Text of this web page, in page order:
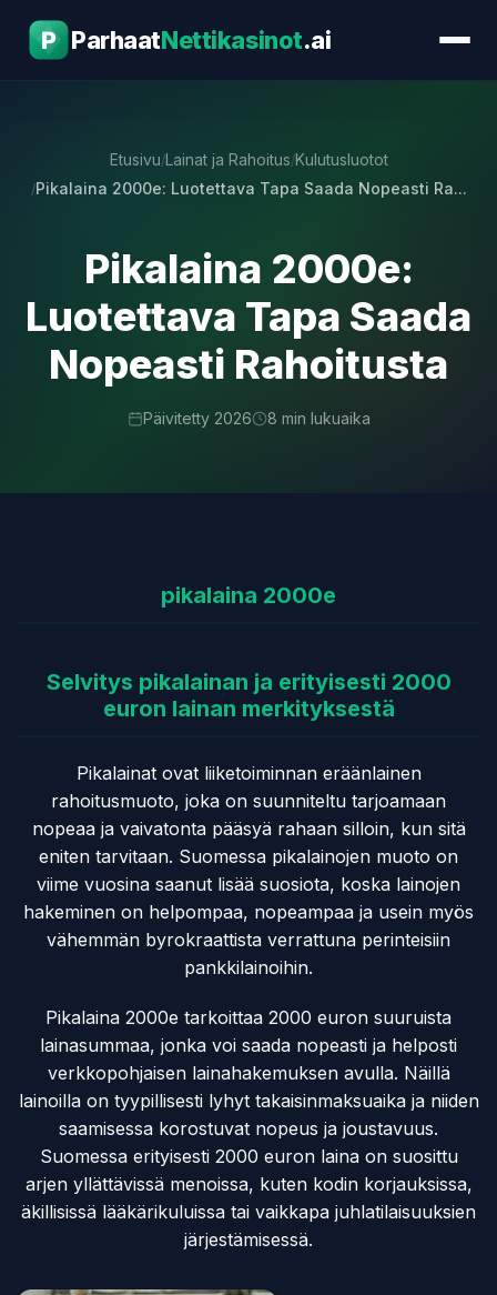
ParhaatNettikasinot.ai
Bonukset
Lainat ja Rahoitus
Etusivu Lainat ja Rahoitus Kulutusluotot
Pikalaina 2000e: Luotettava Tapa Saada Nopeasti Ra...
Pikalaina 2000e:
Luotettava Tapa Saada
Nopeasti Rahoitusta
Päivitetty 2026 8 min lukuaika
pikalaina 2000e
Selvitys pikalainan ja erityisesti 2000
euron lainan merkityksestä
Pikalainat ovat liiketoiminnan eräänlainen
rahoitusmuoto, joka on suunniteltu tarjoamaan
nopeaa ja vaivatonta pääsyä rahaan silloin, kun sitä
eniten tarvitaan. Suomessa pikalainojen muoto on
viime vuosina saanut lisää suosiota, koska lainojen
hakeminen on helpompaa, nopeampaa ja usein myös
vähemmän byrokraattista verrattuna perinteisiin
pankkilainoihin.
Pikalaina 2000e tarkoittaa 2000 euron suuruista
lainasummaa, jonka voi saada nopeasti ja helposti
verkkopohjaisen lainahakemuksen avulla. Näillä
lainoilla on tyypillisesti lyhyt takaisinmaksuaika ja niiden
saamisessa korostuvat nopeus ja joustavuus.
Suomessa erityisesti 2000 euron laina on suosittu
arjen yllättävissä menoissa, kuten kodin korjauksissa,
äkillisissä lääkärikuluissa tai vaikkapa juhlatilaisuuksien
järjestämisessä.